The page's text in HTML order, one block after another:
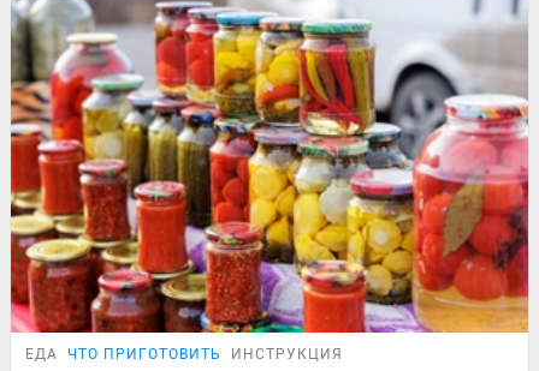
ЕДА ЧТО ПРИГОТОВИТЬ ИНСТРУКЦИЯ